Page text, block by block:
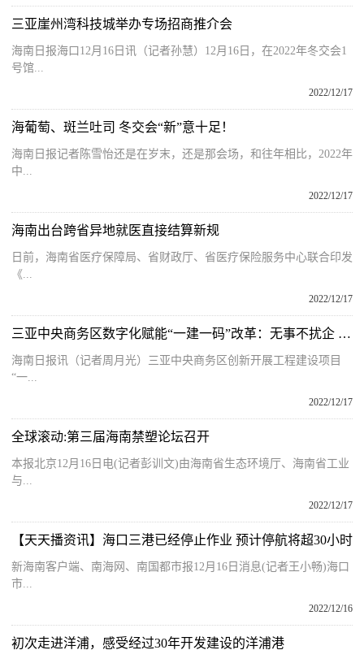
三亚崖州湾科技城举办专场招商推介会
海南日报海口12月16日讯（记者孙慧）12月16日，在2022年冬交会1
号馆...
2022/12/17
海葡萄、斑兰吐司 冬交会“新”意十足！
海南日报记者陈雪怡还是在岁末，还是那会场，和往年相比，2022年
中...
2022/12/17
海南出台跨省异地就医直接结算新规
日前，海南省医疗保障局、省财政厅、省医疗保险服务中心联合印发
《...
2022/12/17
三亚中央商务区数字化赋能“一建一码”改革：无事不扰企 有事扫码知
海南日报讯（记者周月光）三亚中央商务区创新开展工程建设项目
“一...
2022/12/17
全球滚动:第三届海南禁塑论坛召开
本报北京12月16日电(记者彭训文)由海南省生态环境厅、海南省工业
与...
2022/12/17
【天天播资讯】海口三港已经停止作业 预计停航将超30小时
新海南客户端、南海网、南国都市报12月16日消息(记者王小畅)海口
市...
2022/12/16
初次走进洋浦，感受经过30年开发建设的洋浦港